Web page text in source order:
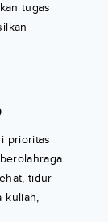
tugas
prioritas
tidur
kuliah,